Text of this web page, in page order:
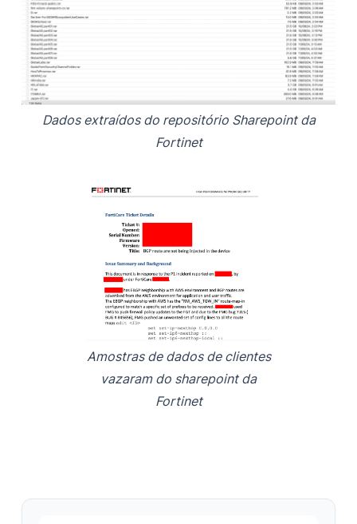
Dados extraídos do repositório Sharepoint da
Fortinet
Amostras de dados de clientes
vazaram do sharepoint da
Fortinet